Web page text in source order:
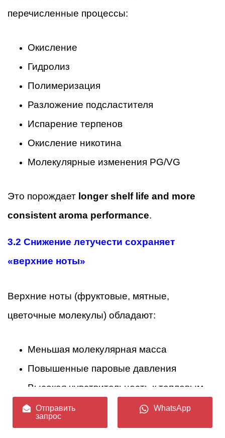
перечисленные процессы:
Окисление
Гидролиз
Полимеризация
Разложение подсластителя
Испарение терпенов
Окисление никотина
Молекулярные изменения PG/VG
Это порождает longer shelf life and more
consistent aroma performance.
3.2 Снижение летучести сохраняет
«верхние ноты»
Верхние ноты (фруктовые, мятные,
цветочные молекулы) обладают:
Меньшая молекулярная масса
Повышенные паровые давления
Высокая чувствительность к тепловым
воздействиям
Отправить
запрос
WhatsApp